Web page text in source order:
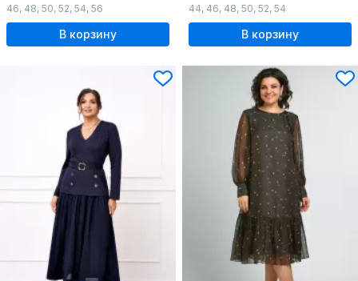
46, 48, 50, 52, 54, 56
В корзину
44, 46, 48, 50, 52, 54
В корзину